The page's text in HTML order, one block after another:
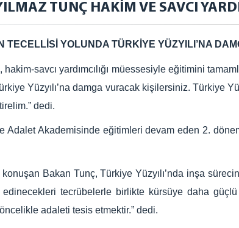
TUNÇ HAKİM VE SAVCI
TECELLİSİ YOLUNDA TÜRKİYE YÜZYILI’NA
savcı yardımcılığı müessesiyle eğitimini
Yüzyılı’na damga vuracak kişilersiniz. Türkiye
dedi.
Adalet Akademisinde eğitimleri devam eden 2.
konuşan Bakan Tunç, Türkiye Yüzyılı’nda inşa
tecrübelerle birlikte kürsüye daha
adaleti tesis etmektir.” dedi.